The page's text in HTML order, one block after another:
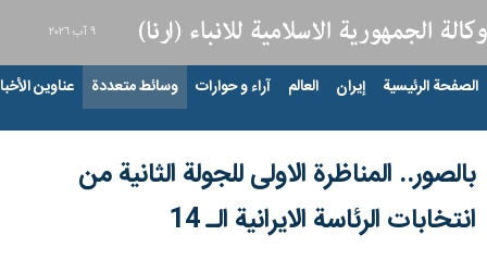
٩ آب ٢٠٢٦
الصفحة الرئيسية إيران العالم آراء و حوارات وسائط متعددة عناوين
بالصور.. المناظرة الاولى للجولة الثانية من
انتخابات الرئاسة الايرانية الـ 14